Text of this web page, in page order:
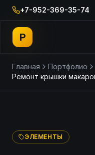
+7-952-369-35-74
P
Главная Портфолио
ЭЛЕМЕНТЫ